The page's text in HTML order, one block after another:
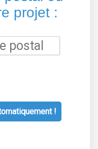
projet :
!